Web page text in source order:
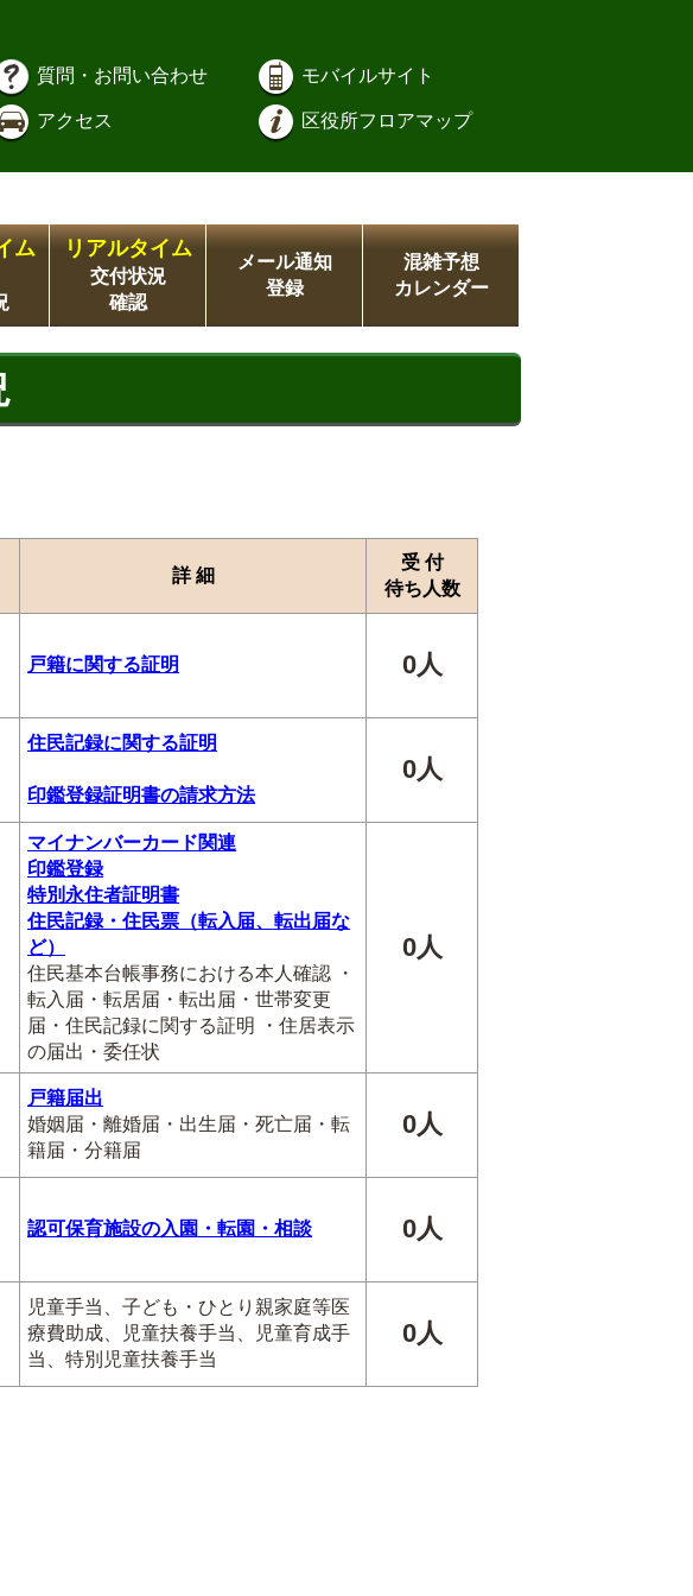
質問・お問い合わせ モバイルサイト
アクセス 区役所フロアマップ
ム リアルタイム
交付状況
確認
メール通知
登録
混雑予想
カレンダー
詳 細
受 付
待ち人数
戸籍に関する証明 0人
住民記録に関する証明
印鑑登録証明書の請求方法
0人
マイナンバーカード関連
印鑑登録
特別永住者証明書
住民記録・住民票（転入届、転出届な
ど）
住民基本台帳事務における本人確認 ・
転入届・転居届・転出届・世帯変更
届・住民記録に関する証明 ・住居表示
の届出・委任状
0人
戸籍届出
婚姻届・離婚届・出生届・死亡届・転
籍届・分籍届
0人
認可保育施設の入園・転園・相談 0人
児童手当、子ども・ひとり親家庭等医
療費助成、児童扶養手当、児童育成手
当、特別児童扶養手当
0人